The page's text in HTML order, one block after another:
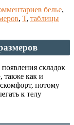
белье,
, Т, таблицы
складок
также как и
потому
к телу